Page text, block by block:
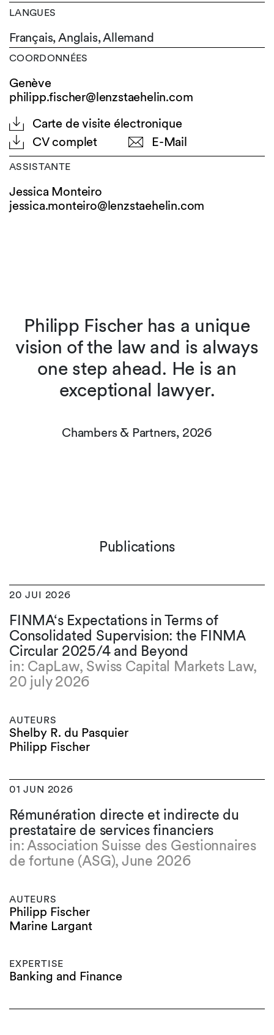
LANGUES
Français,Anglais,Allemand
COORDONNÉES
Genève
philipp.fischer@lenzstaehelin.com
Carte de visite électronique
CV complet
E-Mail
ASSISTANTE
Jessica Monteiro
jessica.monteiro@lenzstaehelin.com
Philipp Fischer has a unique
vision of the law and is always
one step ahead. He is an
exceptional lawyer.
Chambers & Partners, 2026
Publications
20 JUI 2026
FINMA‘s Expectations in Terms of
Consolidated Supervision: the FINMA
Circular 2025/4 and Beyond
in: CapLaw, Swiss Capital Markets Law,
20 july 2026
AUTEURS
Shelby R. du Pasquier
Philipp Fischer
01 JUN 2026
Rémunération directe et indirecte du
prestataire de services financiers
in: Association Suisse des Gestionnaires
de fortune (ASG), June 2026
AUTEURS
Philipp Fischer
Marine Largant
EXPERTISE
Banking and Finance